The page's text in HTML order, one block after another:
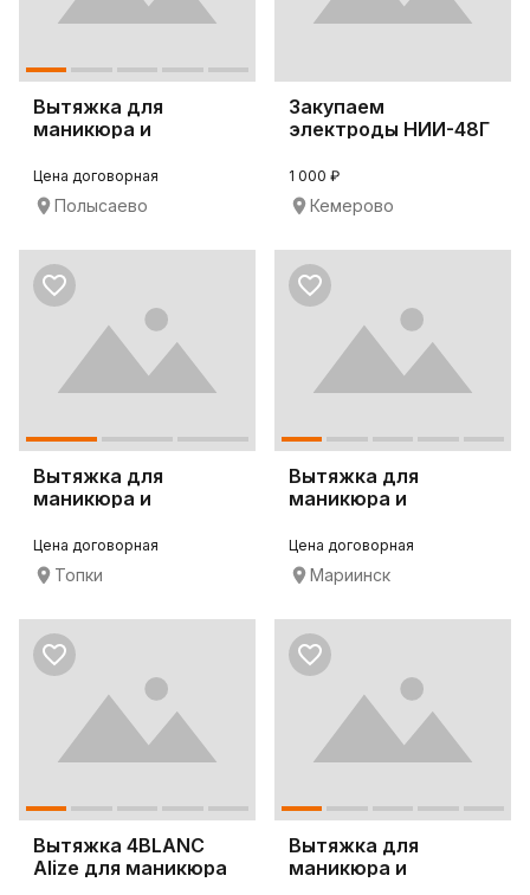
Вытяжка для
маникюра и
Alize
Цена договорная
Полысаево
Закупаем
электроды НИИ-48Г
1 000 ₽
Кемерово
Вытяжка для
маникюра и
Alize
Цена договорная
Топки
Вытяжка для
маникюра и
Alize
Цена договорная
Мариинск
Вытяжка 4BLANC
Alize для маникюра
Вытяжка для
маникюра и